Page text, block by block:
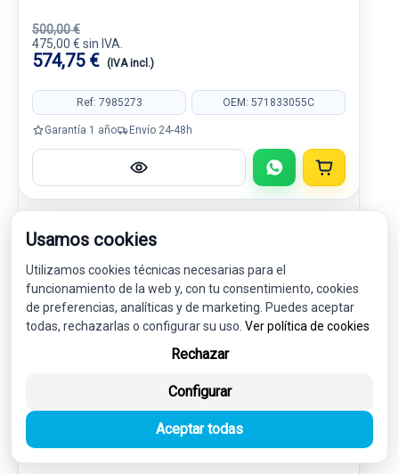
500,00 €
475,00 € sin IVA.
574,75 € (IVA incl.)
Ref: 7985273 OEM: 571833055C
Garantía 1 año Envío 24-48h
-5% USADO NOVEDAD
TAPA EXTERIOR COMBUSTIBLE 571809857AGRU
Usamos cookies
Utilizamos cookies técnicas necesarias para el
funcionamiento de la web y, con tu consentimiento, cookies
de preferencias, analíticas y de marketing. Puedes aceptar
todas, rechazarlas o configurar su uso. Ver política de cookies
Rechazar
Configurar
Aceptar todas